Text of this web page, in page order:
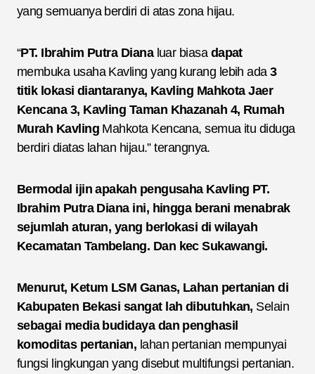
yang semuanya berdiri di atas zona hijau.
“PT. Ibrahim Putra Dianaluar biasa dapat
membuka usaha Kavling yang kurang lebih ada3
titik lokasi diantaranya, Kavling Mahkota Jaer
Kencana 3, Kavling Taman Khazanah 4, Rumah
Murah KavlingMahkota Kencana, semua itu diduga
berdiri diatas lahan hijau.” terangnya.
Bermodal ijin apakah pengusaha Kavling PT.
Ibrahim Putra Diana ini, hingga berani menabrak
sejumlah aturan, yang berlokasi di wilayah
Kecamatan Tambelang. Dan kec Sukawangi.
Menurut, Ketum LSM Ganas, Lahan pertanian di
Kabupaten Bekasi sangat lah dibutuhkan, Selain
sebagai media budidaya dan penghasil
komoditas pertanian, lahan pertanian mempunyai
fungsi lingkungan yang disebut multifungsi pertanian.